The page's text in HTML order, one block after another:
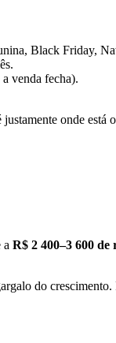
Black Friday,
venda fecha).
onde está
a R$ 2 400–3 600 de
do crescimento.